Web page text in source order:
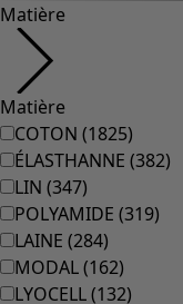
Matière
Matière
COTON (1825)
ÉLASTHANNE (382)
LIN (347)
POLYAMIDE (319)
LAINE (284)
MODAL(162)
LYOCELL(132)